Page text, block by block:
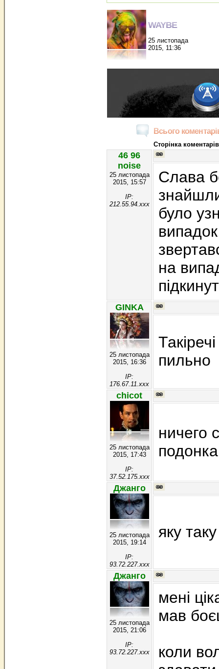
WAYBE
25 листопада
2015, 11:36
Всього
Сторінка
46 96
noise
25 листопада
2015, 15:57
IP:
212.55.94.xxx
Слава
було
на
GINKA
25 листопада
2015, 16:36
IP:
176.67.11.xxx
пильно
chicot
25 листопада
2015, 17:43
IP:
37.52.175.xxx
ничего
Джанго
25 листопада
2015, 19:14
IP:
93.72.227.xxx
яку
Джанго
25 листопада
2015, 21:06
IP:
93.72.227.xxx
мені
мав
коли